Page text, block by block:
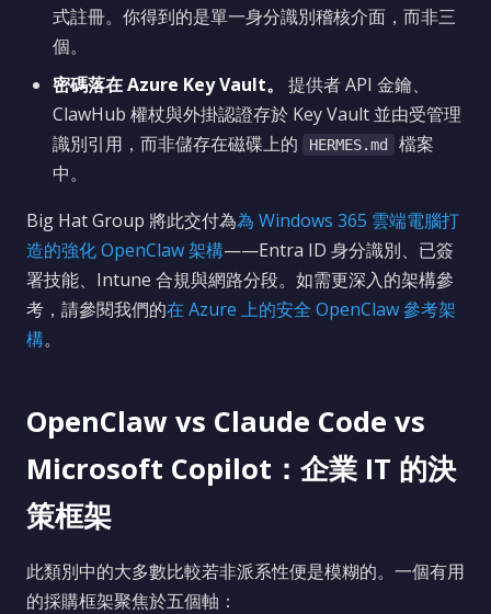
式註冊。你得到的是單一身分識別稽核介面，而非三
個。
密碼落在 Azure Key Vault。
提供者 API 金鑰、
ClawHub 權杖與外掛認證存於 Key Vault 並由受管理
識別引用，而非儲存在磁碟上的
HERMES.md
檔案
中。
Big Hat Group 將此交付為為 Windows 365 雲端電腦打
造的強化 OpenClaw 架構——Entra ID 身分識別、已簽
署技能、Intune 合規與網路分段。如需更深入的架構參
考，請參閱我們的在 Azure 上的安全 OpenClaw 參考架
構。
OpenClaw vs Claude Code vs
Microsoft Copilot：企業 IT 的決
策框架
此類別中的大多數比較若非派系性便是模糊的。一個有用
的採購框架聚焦於五個軸：